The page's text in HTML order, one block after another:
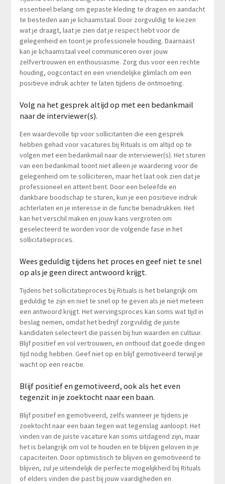
essentieel belang om gepaste kleding te dragen en aandacht
te besteden aan je lichaamstaal. Door zorgvuldig te kiezen
wat je draagt, laat je zien dat je respect hebt voor de
gelegenheid en toont je professionele houding. Daarnaast
kan je lichaamstaal veel communiceren over jouw
zelfvertrouwen en enthousiasme. Zorg dus voor een rechte
houding, oogcontact en een vriendelijke glimlach om een
positieve indruk achter te laten tijdens de ontmoeting.
Volg na het gesprek altijd op met een bedankmail
naar de interviewer(s).
Een waardevolle tip voor sollicitanten die een gesprek
hebben gehad voor vacatures bij Rituals is om altijd op te
volgen met een bedankmail naar de interviewer(s). Het sturen
van een bedankmail toont niet alleen je waardering voor de
gelegenheid om te solliciteren, maar het laat ook zien dat je
professioneel en attent bent. Door een beleefde en
dankbare boodschap te sturen, kun je een positieve indruk
achterlaten en je interesse in de functie benadrukken. Het
kan het verschil maken en jouw kans vergroten om
geselecteerd te worden voor de volgende fase in het
sollicitatieproces.
Wees geduldig tijdens het proces en geef niet te snel
op als je geen direct antwoord krijgt.
Tijdens het sollicitatieproces bij Rituals is het belangrijk om
geduldig te zijn en niet te snel op te geven als je niet meteen
een antwoord krijgt. Het wervingsproces kan soms wat tijd in
beslag nemen, omdat het bedrijf zorgvuldig de juiste
kandidaten selecteert die passen bij hun waarden en cultuur.
Blijf positief en vol vertrouwen, en onthoud dat goede dingen
tijd nodig hebben. Geef niet op en blijf gemotiveerd terwijl je
wacht op een reactie.
Blijf positief en gemotiveerd, ook als het even
tegenzit in je zoektocht naar een baan.
Blijf positief en gemotiveerd, zelfs wanneer je tijdens je
zoektocht naar een baan tegen wat tegenslag aanloopt. Het
vinden van de juiste vacature kan soms uitdagend zijn, maar
het is belangrijk om vol te houden en te blijven geloven in je
capaciteiten. Door optimistisch te blijven en gemotiveerd te
blijven, zul je uiteindelijk de perfecte mogelijkheid bij Rituals
of elders vinden die past bij jouw vaardigheden en